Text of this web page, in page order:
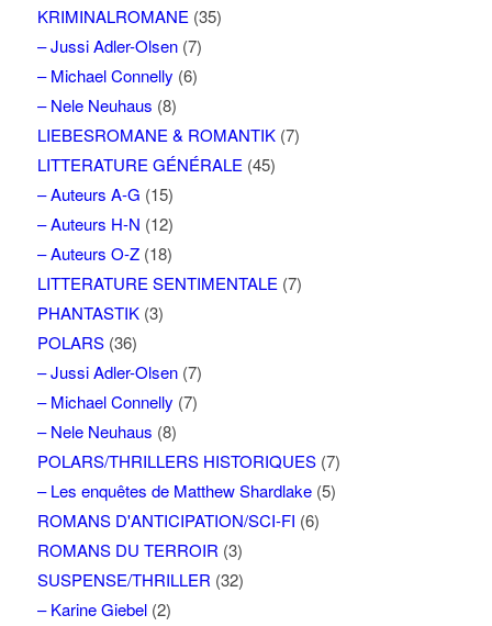
KRIMINALROMANE (35)
– Jussi Adler-Olsen(7)
– Michael Connelly (6)
– Nele Neuhaus (8)
LIEBESROMANE & ROMANTIK(7)
LITTERATURE GÉNÉRALE (45)
– Auteurs A-G (15)
– Auteurs H-N (12)
– Auteurs O-Z(18)
LITTERATURE SENTIMENTALE (7)
PHANTASTIK(3)
POLARS(36)
– Jussi Adler-Olsen(7)
– Michael Connelly (7)
– Nele Neuhaus (8)
POLARS/THRILLERS HISTORIQUES(7)
– Les enquêtes de Matthew Shardlake(5)
ROMANS D'ANTICIPATION/SCI-FI (6)
ROMANS DU TERROIR (3)
SUSPENSE/THRILLER (32)
– Karine Giebel(2)